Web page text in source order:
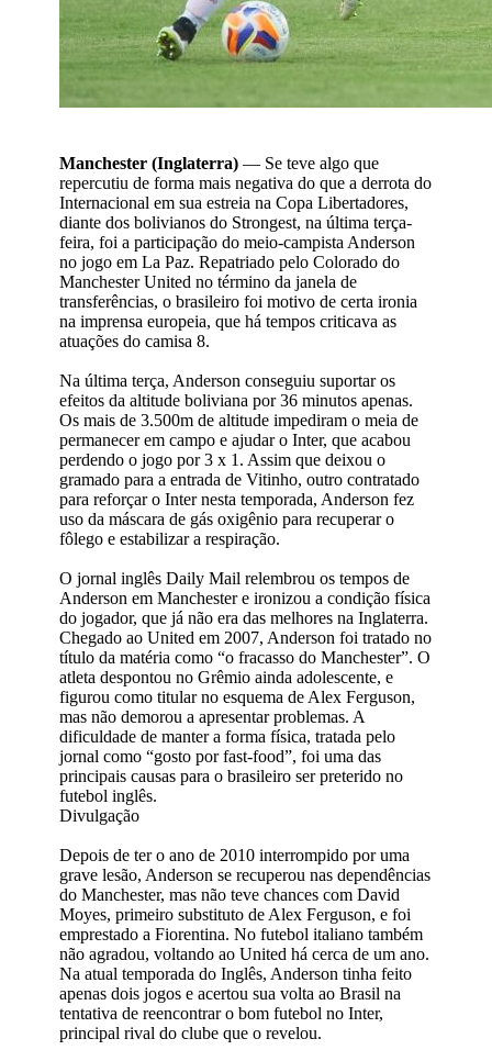
Manchester (Inglaterra) — Se teve algo que
repercutiu de forma mais negativa do que a derrota do
Internacional em sua estreia na Copa Libertadores,
diante dos bolivianos do Strongest, na última terça-
feira, foi a participação do meio-campista Anderson
no jogo em La Paz. Repatriado pelo Colorado do
Manchester United no término da janela de
transferências, o brasileiro foi motivo de certa ironia
na imprensa europeia, que há tempos criticava as
atuações do camisa 8.
Na última terça, Anderson conseguiu suportar os
efeitos da altitude boliviana por 36 minutos apenas.
Os mais de 3.500m de altitude impediram o meia de
permanecer em campo e ajudar o Inter, que acabou
perdendo o jogo por 3 x 1. Assim que deixou o
gramado para a entrada de Vitinho, outro contratado
para reforçar o Inter nesta temporada, Anderson fez
uso da máscara de gás oxigênio para recuperar o
fôlego e estabilizar a respiração.
O jornal inglês Daily Mail relembrou os tempos de
Anderson em Manchester e ironizou a condição física
do jogador, que já não era das melhores na Inglaterra.
Chegado ao United em 2007, Anderson foi tratado no
título da matéria como “o fracasso do Manchester”. O
atleta despontou no Grêmio ainda adolescente, e
figurou como titular no esquema de Alex Ferguson,
mas não demorou a apresentar problemas. A
dificuldade de manter a forma física, tratada pelo
jornal como “gosto por fast-food”, foi uma das
principais causas para o brasileiro ser preterido no
futebol inglês.
Divulgação
Depois de ter o ano de 2010 interrompido por uma
grave lesão, Anderson se recuperou nas dependências
do Manchester, mas não teve chances com David
Moyes, primeiro substituto de Alex Ferguson, e foi
emprestado a Fiorentina. No futebol italiano também
não agradou, voltando ao United há cerca de um ano.
Na atual temporada do Inglês, Anderson tinha feito
apenas dois jogos e acertou sua volta ao Brasil na
tentativa de reencontrar o bom futebol no Inter,
principal rival do clube que o revelou.